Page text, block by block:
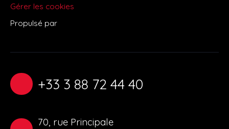
Gérer les cookies
Propulsé par
+33 3 88 72 44 40
70, rue Principale